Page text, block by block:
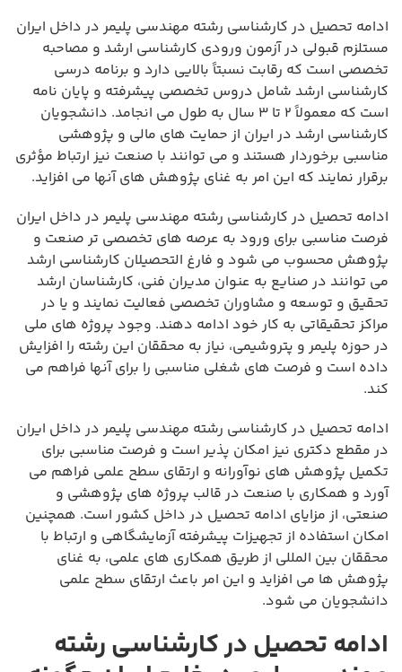
ادامه تحصیل در کارشناسی رشته مهندسی پلیمر در داخل ایران
مستلزم قبولی در آزمون ورودی کارشناسی ارشد و مصاحبه
تخصصی است که رقابت نسبتاً بالایی دارد و برنامه درسی
کارشناسی ارشد شامل دروس تخصصی پیشرفته و پایان نامه
است که معمولاً ۲ تا ۳ سال به طول می انجامد. دانشجویان
کارشناسی ارشد در ایران از حمایت های مالی و پژوهشی
مناسبی برخوردار هستند و می توانند با صنعت نیز ارتباط مؤثری
برقرار نمایند که این امر به غنای پژوهش های آنها می افزاید.
ادامه تحصیل در کارشناسی رشته مهندسی پلیمر در داخل ایران
فرصت مناسبی برای ورود به عرصه های تخصصی تر صنعت و
پژوهش محسوب می شود و فارغ التحصیلان کارشناسی ارشد
می توانند در صنایع به عنوان مدیران فنی، کارشناسان ارشد
تحقیق و توسعه و مشاوران تخصصی فعالیت نمایند و یا در
مراکز تحقیقاتی به کار خود ادامه دهند. وجود پروژه های ملی
در حوزه پلیمر و پتروشیمی، نیاز به محققان این رشته را افزایش
داده است و فرصت های شغلی مناسبی را برای آنها فراهم می
کند.
ادامه تحصیل در کارشناسی رشته مهندسی پلیمر در داخل ایران
در مقطع دکتری نیز امکان پذیر است و فرصت مناسبی برای
تکمیل پژوهش های نوآورانه و ارتقای سطح علمی فراهم می
آورد و همکاری با صنعت در قالب پروژه های پژوهشی و
صنعتی، از مزایای ادامه تحصیل در داخل کشور است. همچنین
امکان استفاده از تجهیزات پیشرفته آزمایشگاهی و ارتباط با
محققان بین المللی از طریق همکاری های علمی، به غنای
پژوهش ها می افزاید و این امر باعث ارتقای سطح علمی
دانشجویان می شود.
ادامه تحصیل در کارشناسی رشته